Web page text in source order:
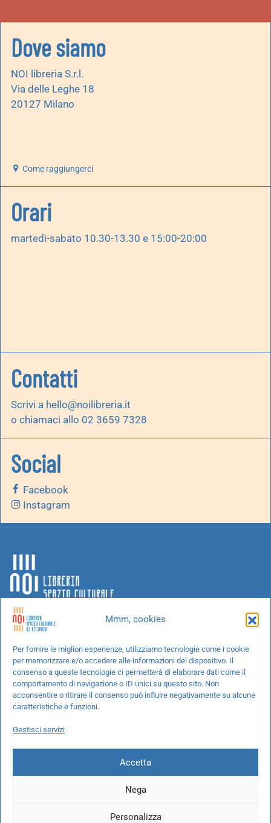
Mmm, cookies
Per fornire le migliori esperienze, utilizziamo tecnologie come i cookie
per memorizzare e/o accedere alle informazioni del dispositivo. Il
consenso a queste tecnologie ci permetterà di elaborare dati come il
comportamento di navigazione o ID unici su questo sito. Non
acconsentire o ritirare il consenso può influire negativamente su alcune
caratteristiche e funzioni.
Gestisci servizi
Accetta
Nega
Personalizza
Dove siamo
NOI libreria S.r.l.
Via delle Leghe 18
20127 Milano
Come raggiungerci
Orari
martedì-sabato 10.30-13.30 e 15:00-20:00
Contatti
Scrivi a hello@noilibreria.it
o chiamaci allo 02 3659 7328
Social
Facebook
Instagram
Chi siamo
Progetti speciali
Richiedi un libro
Spedizioni
Cookie Policy
10694580969